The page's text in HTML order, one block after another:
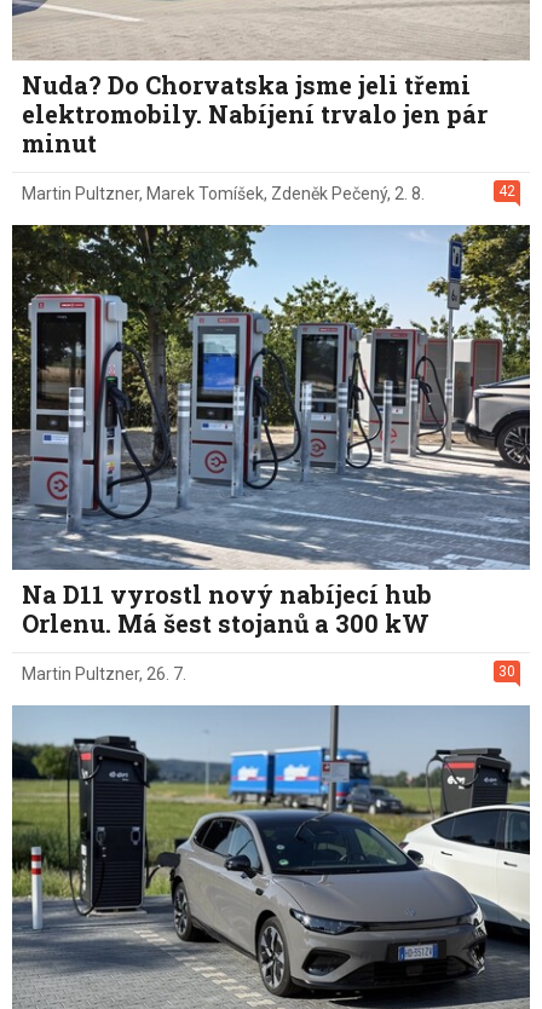
Nuda? Do Chorvatska jsme jeli třemi
elektromobily. Nabíjení trvalo jen pár
minut
42
Martin Pultzner, Marek Tomíšek, Zdeněk Pečený, 2. 8.
Na D11 vyrostl nový nabíjecí hub
Orlenu. Má šest stojanů a 300 kW
30
Martin Pultzner, 26. 7.